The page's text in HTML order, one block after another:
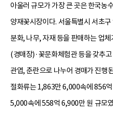
아울러 규모가 가장 큰 곳은 한국농
양재꽃시장이다. 서울특별시 서초
분화, 나무, 자재 등을 판매하는 업
(경매장)·꽃문화체험관 등을 갖추
관엽, 춘란으로 나누어 경매가 진행
절화류는 1,863만 6,000속에 856
5,000속에 558억 6,900만 원 규모